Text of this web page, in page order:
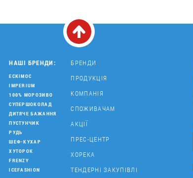
НАШІ БРЕНДИ:
ЕСКІМОС
IMPERIUM
100% МОРОЗИВО
СУПЕРШОКОЛАД
ДИТЯЧЕ БАЖАННЯ
ПУСТУНЧИК
РУДЬ
ШЕФ-КУХАР
ХУТОРОК
FRENZY
ICEFASHION
БРЕНДИ
ПРОДУКЦІЯ
КОМПАНІЯ
СПОЖИВАЧАМ
АКЦІЇ
ПРЕС-ЦЕНТР
ХОРЕКА
ТЕНДЕРНІ ЗАКУПІВЛІ